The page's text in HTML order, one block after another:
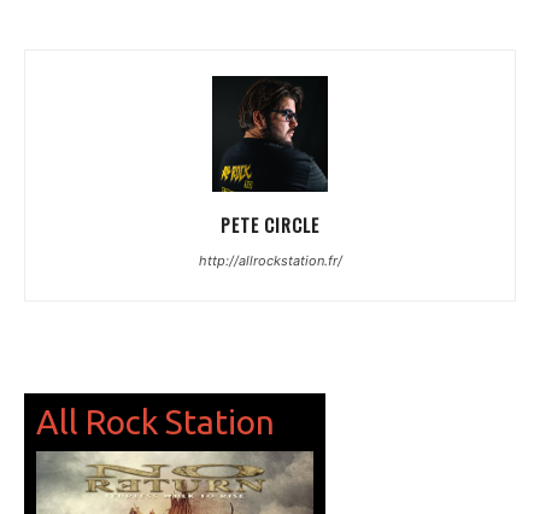
PETE CIRCLE
http://allrockstation.fr/